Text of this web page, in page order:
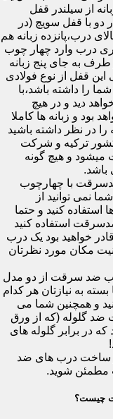
از سیلندر قفل
با قفل سویچ (در
بالای درب،پانزده زبانه هم
درب وارد چهار چوب
16 تایی در هر طرف به جای پنج زبانه
این قفل از نوع فولادی
را داشته باشد،با
دید و در هیچ
بود و زبانه ها کاملا
در نظر داشته باشید
ترکیه و شرکت
میشود و هیچ گونه
باشد.
با چهارچوب
نمی توانید از
کنید و حتما
استفاده کنید
خواهید بود یک درب
مکان مورد نظرتان
ضد سرقت از دو مدل
به نیازتان هر کدام
و همچنین شما می
گلوله (که از ورق
در برابر گلوله های
ساخت درب های ضد
مطمئن شوید.
چیست؟